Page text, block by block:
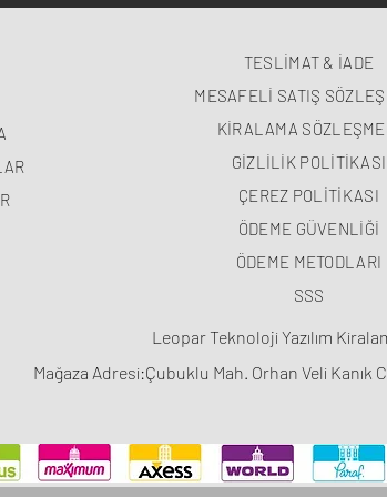
TESLİMAT & İADE
MESAFELİ SATIŞ
KİRALAMA
GİZLİLİK POLİTİKASI
ÇEREZ POLİTİKASI
ÖDEME GÜVENLİĞİ
ÖDEME METODLARI
SSS
Leopar Teknoloji Yazılım
Mağaza Adresi:Çubuklu Mah. Orhan Veli Kanık